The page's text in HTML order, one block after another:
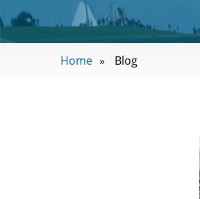
Home Blog